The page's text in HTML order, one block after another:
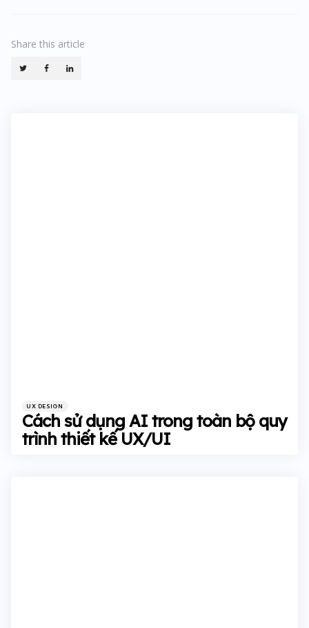
Share this article
Categories
Posted
in
UX DESIGN
Cách sử dụng AI trong toàn bộ quy
trình thiết kế UX/UI